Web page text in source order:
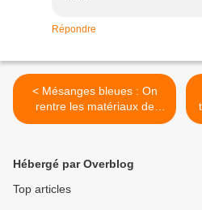
Répondre
< Mésanges bleues : On
rentre les matériaux de
construction
Hébergé par Overblog
Top articles